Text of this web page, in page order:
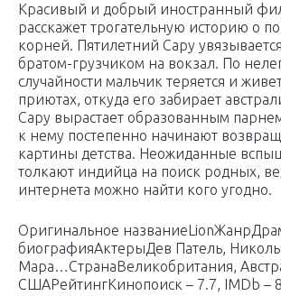
Красивый и добрый иностранный
расскажет трогательную историю о
корней. Пятилетний Сару
братом-грузчиком на вокзал. По
случайности мальчик теряется и
приютах, откуда его забирает
Сару вырастает образованным
к нему постепенно начинают
картины детства. Неожиданные
толкают индийца на поиск родных,
интернета можно найти кого угодно.
Оригинальное
биографияАктерыДев Патель,
Мара…СтранаВеликобритания,
СШАРейтингКинопоиск – 7.7, IMDb –